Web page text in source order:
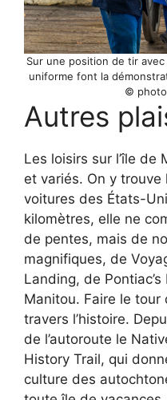
Sur une position de tir
uniforme font la
© photo
Autres
Les loisirs sur l’île de
et variés. On y
voitures des États-
kilomètres, elle ne
de pentes, mais de
magnifiques, de
Landing, de
Manitou. Faire le tour
travers l’histoire.
de l’autoroute le
History Trail, qui
culture des